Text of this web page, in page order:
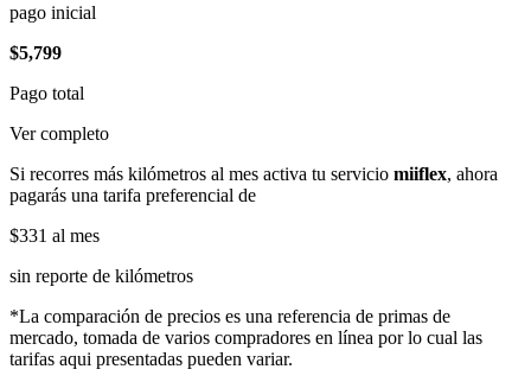
pago inicial
$5,799
Pago total
Ver completo
Si recorres más kilómetros al mes activa tu servicio miiflex, ahora
pagarás una tarifa preferencial de
$331 al mes
sin reporte de kilómetros
*La comparación de precios es una referencia de primas de
mercado, tomada de varios compradores en línea por lo cual las
tarifas aqui presentadas pueden variar.